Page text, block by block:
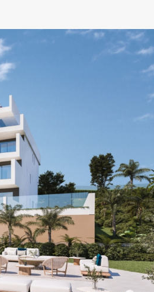
Don't have an account?
Username
Password
No apps configured. Please contact
your administrator.
Lost your password?